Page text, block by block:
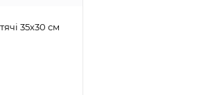
35х30 см